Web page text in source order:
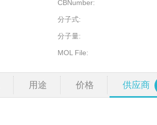
CBNumber:
分子式:
分子量:
MOL File:
用途 价格 供应商